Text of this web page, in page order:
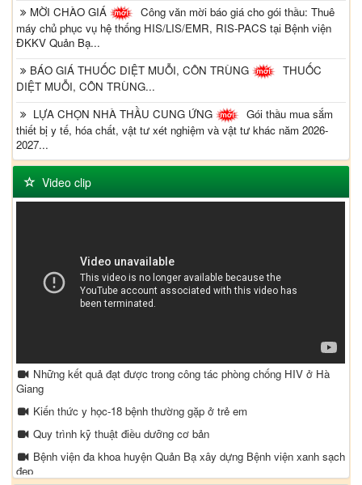
MỜI CHÀO GIÁ
Công văn mời báo giá cho gói thầu: Thuê
máy chủ phục vụ hệ thống HIS/LIS/EMR, RIS-PACS tại Bệnh viện
ĐKKV Quản Bạ...
BÁO GIÁ THUỐC DIỆT MUỖI, CÔN TRÙNG
THUỐC
DIỆT MUỖI, CÔN TRÙNG...
LỰA CHỌN NHÀ THẦU CUNG ỨNG
Gói thầu mua sắm
thiết bị y tế, hóa chất, vật tư xét nghiệm và vật tư khác năm 2026-
2027...
Video clip
Những kết quả đạt được trong công tác phòng chống HIV ở Hà
Giang
Kiến thức y học-18 bệnh thường gặp ở trẻ em
Quy trình kỹ thuật điều dưỡng cơ bản
Bệnh viện đa khoa huyện Quản Bạ xây dựng Bệnh viện xanh sạch
đẹp